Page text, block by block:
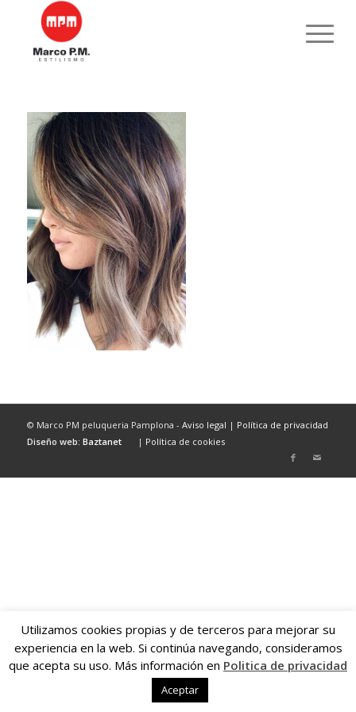
© Marco PM peluqueria Pamplona - Aviso legal | Política de privacidad
| Política de cookies
Diseño web: Baztanet
Utilizamos cookies propias y de terceros para mejorar su
experiencia en la web. Si continúa navegando, consideramos
que acepta su uso. Más información en Politica de privacidad
Aceptar